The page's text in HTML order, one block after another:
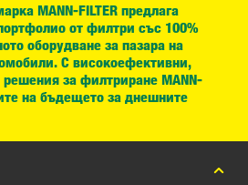
MANN-FILTER предлага
от филтри със 100%
оборудване за пазара на
С високоефективни,
за филтриране MANN-
на бъдещето за днешните